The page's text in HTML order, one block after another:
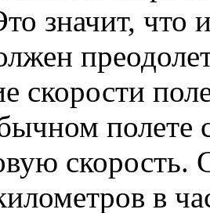
значит, что
скорости
полете
скорость.
в